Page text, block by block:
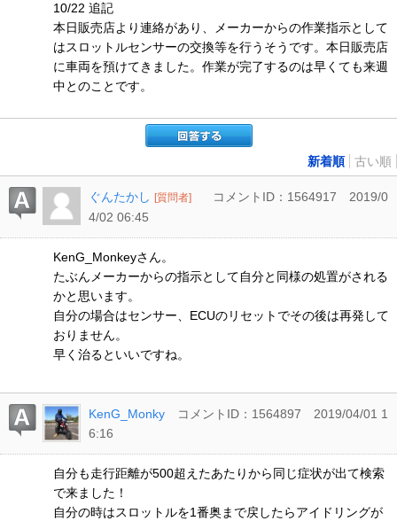
10/22 追記
本日販売店より連絡があり、メーカーからの作業指示として
はスロットルセンサーの交換等を行うそうです。本日販売店
に車両を預けてきました。作業が完了するのは早くても来週
中とのことです。
新着順 古い順
ぐんたかし [質問者] コメントID：1564917
2019/0
4/02 06:45
KenG_Monkeyさん。
たぶんメーカーからの指示として自分と同様の処置がされる
かと思います。
自分の場合はセンサー、ECUのリセットでその後は再発して
おりません。
早く治るといいですね。
KenG_Monky コメントID：1564897
2019/04/01 1
6:16
自分も走行距離が500超えたあたりから同じ症状が出て検索
で来ました！
自分の時はスロットルを1番奥まで戻したらアイドリングが